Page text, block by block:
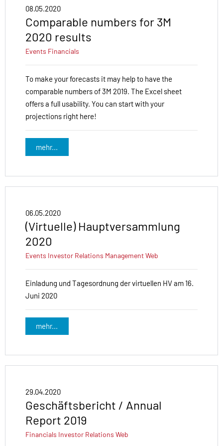
08.05.2020
Comparable numbers for 3M
2020 results
Events Financials
To make your forecasts it may help to have the
comparable numbers of 3M 2019. The Excel sheet
offers a full usability. You can start with your
projections right here!
mehr...
06.05.2020
(Virtuelle) Hauptversammlung
2020
Events Investor Relations ManagementWeb
Einladung und Tagesordnung der virtuellen HV am 16.
Juni 2020
mehr...
29.04.2020
Geschäftsbericht / Annual
Report 2019
Financials Investor Relations Web